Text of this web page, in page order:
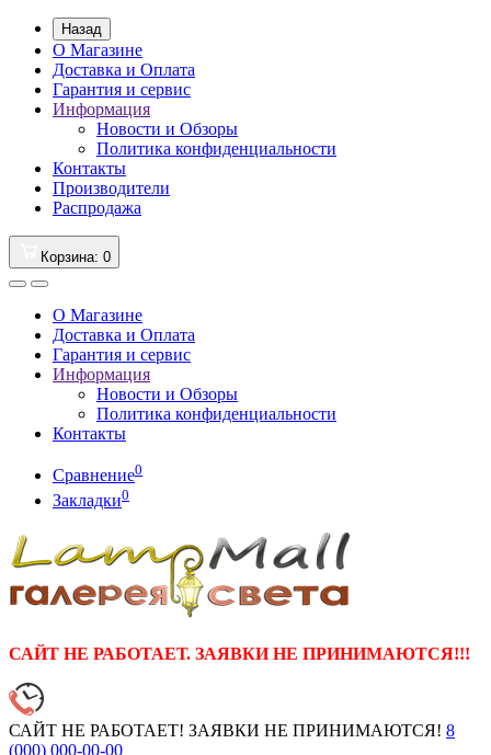
Назад
О Магазине
Доставка и Оплата
Гарантия и сервис
Информация
Новости и Обзоры
Политика конфиденциальности
Контакты
Производители
Распродажа
Корзина: 0
О Магазине
Доставка и Оплата
Гарантия и сервис
Информация
Новости и Обзоры
Политика конфиденциальности
Контакты
Сравнение0
Закладки0
САЙТ НЕ РАБОТАЕТ. ЗАЯВКИ НЕ ПРИНИМАЮТСЯ!!!
САЙТ НЕ РАБОТАЕТ! ЗАЯВКИ НЕ ПРИНИМАЮТСЯ! 8
(000) 000-00-00